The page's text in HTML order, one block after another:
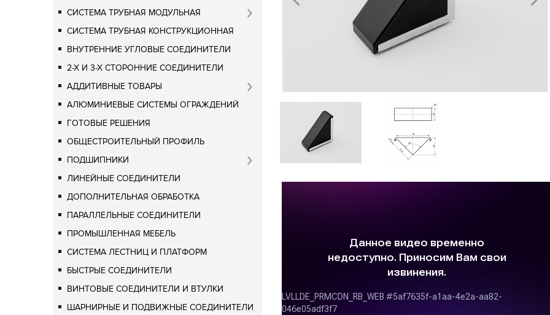
СИСТЕМА ТРУБНАЯ МОДУЛЬНАЯ
СИСТЕМА ТРУБНАЯ КОНСТРУКЦИОННАЯ
ВНУТРЕННИЕ УГЛОВЫЕ СОЕДИНИТЕЛИ
2-Х И 3-Х СТОРОННИЕ СОЕДИНИТЕЛИ
АДДИТИВНЫЕ ТОВАРЫ
АЛЮМИНИЕВЫЕ СИСТЕМЫ ОГРАЖДЕНИЙ
ГОТОВЫЕ РЕШЕНИЯ
ОБЩЕСТРОИТЕЛЬНЫЙ ПРОФИЛЬ
ПОДШИПНИКИ
ЛИНЕЙНЫЕ СОЕДИНИТЕЛИ
ДОПОЛНИТЕЛЬНАЯ ОБРАБОТКА
ПАРАЛЛЕЛЬНЫЕ СОЕДИНИТЕЛИ
ПРОМЫШЛЕННАЯ МЕБЕЛЬ
СИСТЕМА ЛЕСТНИЦ И ПЛАТФОРМ
БЫСТРЫЕ СОЕДИНИТЕЛИ
ВИНТОВЫЕ СОЕДИНИТЕЛИ И ВТУЛКИ
ШАРНИРНЫЕ И ПОДВИЖНЫЕ СОЕДИНИТЕЛИ